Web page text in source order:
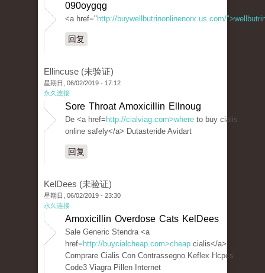
090oygqg
<a href=" http://buywellbutrinonlinenorx.us.com/
回复
Ellincuse (未验证)
星期日, 06/02/2019 - 17:12
永久连接
Sore Throat Amoxicillin Ellnoug
De <a href= http://cialviag.com>where to buy cialis
online safely</a> Dutasteride Avidart
回复
KelDees (未验证)
星期日, 06/02/2019 - 23:30
永久连接
Amoxicillin Overdose Cats KelDees
Sale Generic Stendra <a
href= http://buycialcheap.com>cheap cialis</a>
Comprare Cialis Con Contrassegno Keflex Hcpcs
Code3 Viagra Pillen Internet